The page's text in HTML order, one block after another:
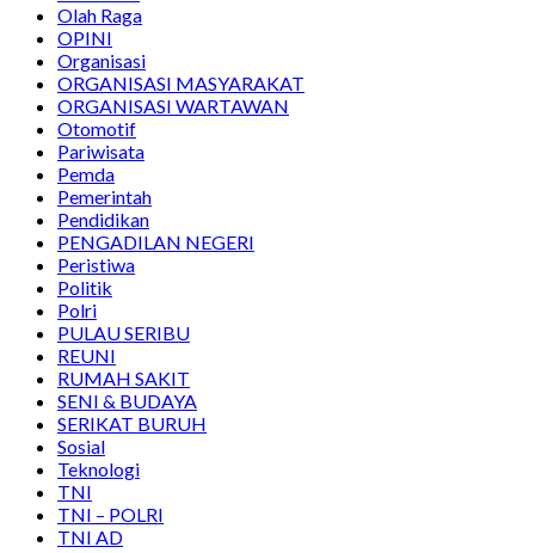
Olah Raga
OPINI
Organisasi
ORGANISASI MASYARAKAT
ORGANISASI WARTAWAN
Otomotif
Pariwisata
Pemda
Pemerintah
Pendidikan
PENGADILAN NEGERI
Peristiwa
Politik
Polri
PULAU SERIBU
REUNI
RUMAH SAKIT
SENI & BUDAYA
SERIKAT BURUH
Sosial
Teknologi
TNI
TNI – POLRI
TNI AD